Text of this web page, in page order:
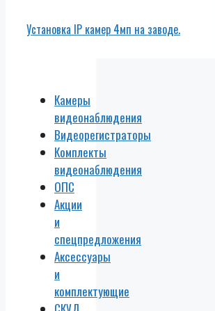
Установка IP камер 4мп на заводе.
Камеры
видеонаблюдения
Видеорегистраторы
Комплекты
видеонаблюдения
ОПС
Акции
и
спецпредложения
Аксессуары
и
комплектующие